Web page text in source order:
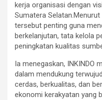
kerja organisasi dengan
Sumatera
tersebut penting guna
berkelanjutan, tata kelola
peningkatan kualitas
Ia menegaskan, INKINDO
dalam mendukung
cerdas, berkualitas, dan
ekonomi kerakyatan yang